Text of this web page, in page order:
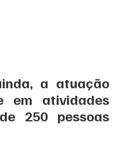
a atuação
em atividades
250 pessoas